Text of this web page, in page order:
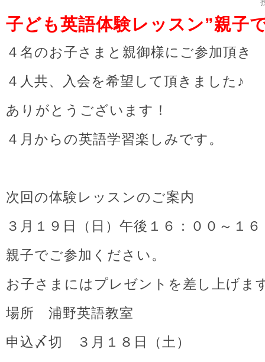
子ども英語体験レッスン”親子
４名のお子さまと親御様にご参加頂き
４人共、入会を希望して頂きました♪
ありがとうございます！
４月からの英語学習楽しみです。
次回の体験レッスンのご案内
３月１９日（日）午後１６：００～１
親子でご参加ください。
お子さまにはプレゼントを差し上げま
場所 浦野英語教室
申込〆切 ３月１８日（土）